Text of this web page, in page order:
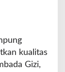
kualitas
Gizi,